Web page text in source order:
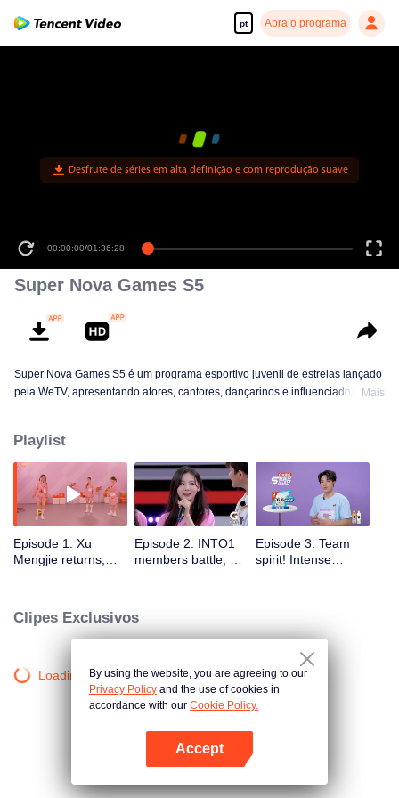
pt Abra o programa
Abra o programa
Desfrute de séries em alta definição e com reprodução suave
00:00:00/01:36:28
Super Nova Games S5
Super Nova Games S5 é um programa esportivo juvenil de estrelas lançado
pela WeTV, apresentando atores, cantores, dançarinos e influenciadores de
um estilo de vida saudável.
Mais
Playlist
Episode 1: Xu
Mengjie returns;
Episode 2: INTO1
members battle; Xu
Episode 3: Team
spirit! Intense
Clipes Exclusivos
Loading…By using the website, you are agreeing to our
Privacy Policy and the use of cookies in
accordance with our Cookie Policy.
Accept